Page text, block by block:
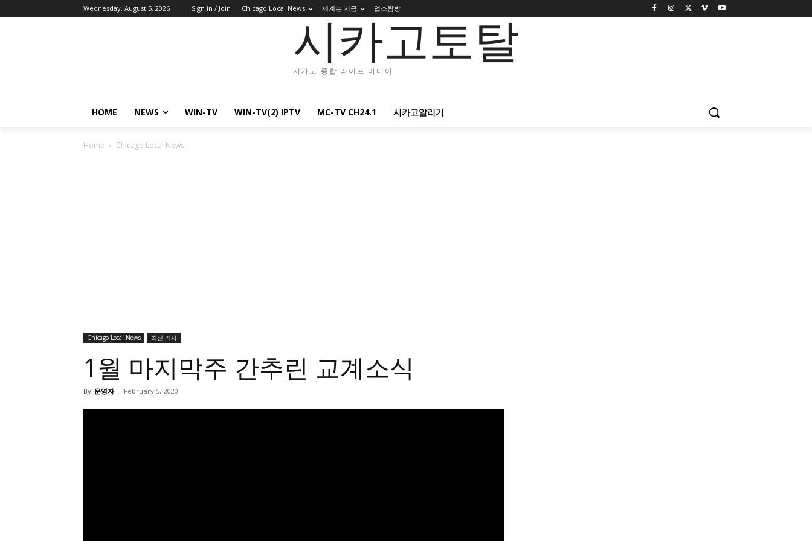
Wednesday, August 5, 2026 Sign in / Join Chicago Local News 세계는 지금 업소탐방
시카고토탈
시카고 종합 라이프 미디어
HOME NEWS WIN-TV WIN-TV(2) IPTV MC-TV CH24.1 시카고알리기
Home Chicago Local News
Chicago Local News 최신 기사
1월 마지막주 간추린 교계소식
By 운영자 - February 5, 2020